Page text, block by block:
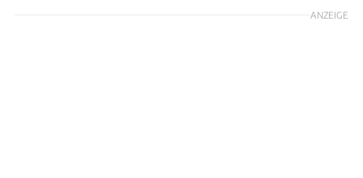
ANZEIGE